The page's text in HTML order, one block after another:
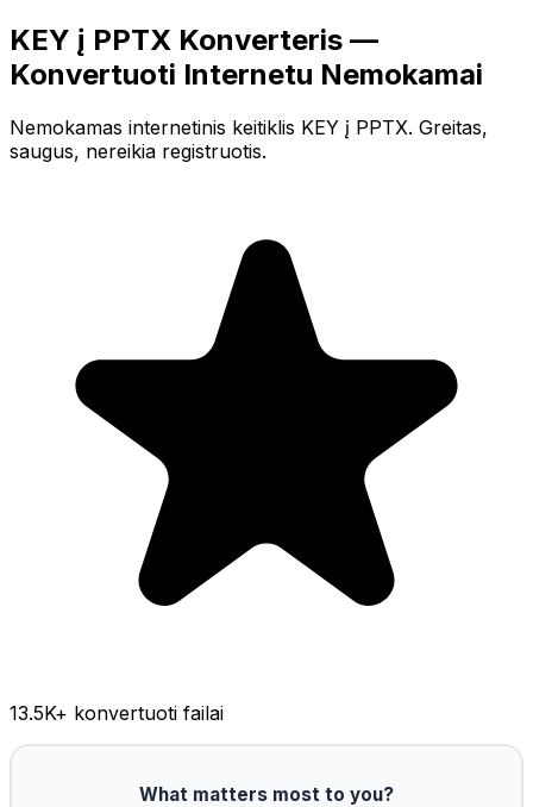
KEY į PPTX Konverteris —
Konvertuoti Internetu Nemokamai
Nemokamas internetinis keitiklis KEY į PPTX. Greitas,
saugus, nereikia registruotis.
13.5K+ konvertuoti failai
What matters most to you?